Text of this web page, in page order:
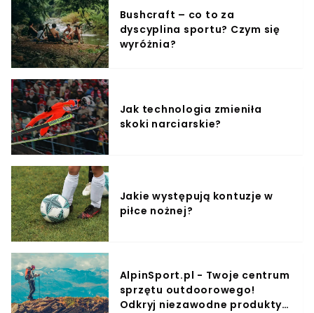
Bushcraft – co to za
dyscyplina sportu? Czym się
wyróżnia?
Jak technologia zmieniła
skoki narciarskie?
Jakie występują kontuzje w
piłce nożnej?
AlpinSport.pl - Twoje centrum
sprzętu outdoorowego!
Odkryj niezawodne produkty i